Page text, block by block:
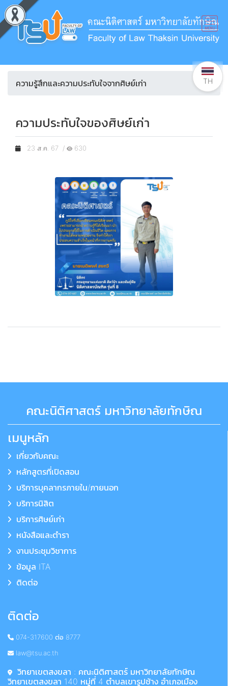
ความรู้สึกและความประทับใจจากศิษย์เก่า
ความประทับใจของศิษย์เก่า
23 ส.ค. 67 / 630
คณะนิติศาสตร์ มหาวิทยาลัยทักษิณ
เมนูหลัก
เกี่ยวกับคณะ
หลักสูตรที่เปิดสอน
บริการบุคลากรภายใน/ภายนอก
บริการนิสิต
บริการศิษย์เก่า
หนังสือและตำรา
งานประชุมวิชาการ
ข้อมูล ITA
ติดต่อ
ติดต่อ
074-317600 ต่อ 8777
law@tsu.ac.th
วิทยาเขตสงขลา : คณะนิติศาสตร์ มหาวิทยาลัยทักษิณ
วิทยาเขตสงขลา 140 หมู่ที่ 4 ตำบลเขารูปช้าง อำเภอเมือง
TH